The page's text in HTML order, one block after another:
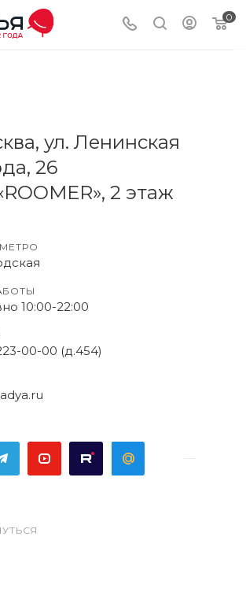
0
ул. Ленинская
26
2 этаж
10:00-22:00
00-00 (д.454)